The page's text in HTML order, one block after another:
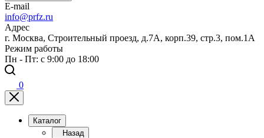
E-mail
info@prfz.ru
Адрес
г. Москва, Строительный проезд, д.7А, корп.39, стр.3, пом.1А
Режим работы
Пн - Пт: с 9:00 до 18:00
0
Каталог
Назад